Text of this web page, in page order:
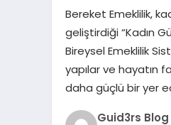
Bereket Emeklilik,
geliştirdiği “Kadın
Bireysel Emeklilik
yapılar ve hayatın
daha güçlü bir yer
Guid3rs Blog